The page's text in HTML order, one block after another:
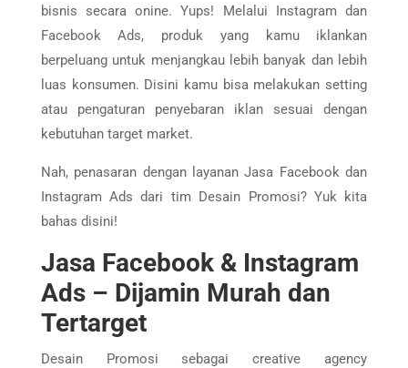
bisnis secara onine. Yups! Melalui Instagram dan
Facebook Ads, produk yang kamu iklankan
berpeluang untuk menjangkau lebih banyak dan lebih
luas konsumen. Disini kamu bisa melakukan setting
atau pengaturan penyebaran iklan sesuai dengan
kebutuhan target market.
Nah, penasaran dengan layanan Jasa Facebook dan
Instagram Ads dari tim Desain Promosi? Yuk kita
bahas disini!
Jasa Facebook & Instagram
Ads – Dijamin Murah dan
Tertarget
Desain Promosi sebagai creative agency